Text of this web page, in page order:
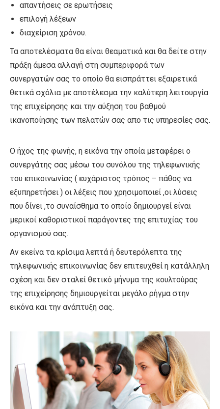
απαντήσεις σε ερωτήσεις
επιλογή λέξεων
διαχείριση χρόνου.
Τα αποτελέσματα θα είναι θεαματικά και θα δείτε στην
πράξη άμεσα αλλαγή στη συμπεριφορά των
συνεργατών σας το οποίο θα εισπράττει εξαιρετικά
θετικά σχόλια με αποτέλεσμα την καλύτερη λειτουργία
της επιχείρησης και την αύξηση του βαθμού
ικανοποίησης των πελατών σας απο τις υπηρεσίες σας.
Ο ήχος της φωνής, η εικόνα την οποία μεταφέρει ο
συνεργάτης σας μέσω του συνόλου της τηλεφωνικής
του επικοινωνίας ( ευχάριστος τρόπος – πάθος να
εξυπηρετήσει ) οι λέξεις που χρησιμοποιεί ,οι λύσεις
που δίνει ,το συναίσθημα το οποίο δημιουργεί είναι
μερικοί καθοριστικοί παράγοντες της επιτυχίας του
οργανισμού σας.
Αν εκείνα τα κρίσιμα λεπτά ή δευτερόλεπτα της
τηλεφωνικής επικοινωνίας δεν επιτευχθεί η κατάλληλη
σχέση και δεν σταλεί θετικό μήνυμα της κουλτούρας
της επιχείρησης δημιουργείται μεγάλο ρήγμα στην
εικόνα και την ανάπτυξη σας.